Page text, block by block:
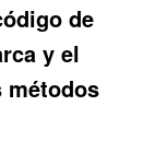
de
y el
métodos